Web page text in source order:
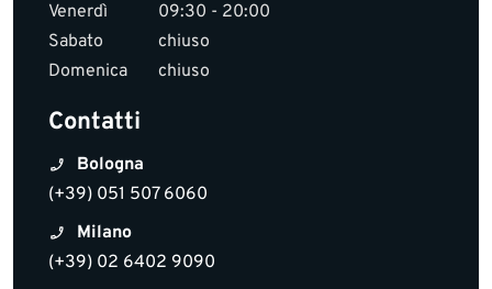
Venerdì
09:30 - 20:00
Sabato
chiuso
Domenica
chiuso
Contatti
Bologna
(+39) 051 507 6060
Milano
(+39) 02 6402 9090